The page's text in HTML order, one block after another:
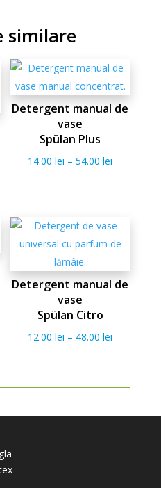
similare
Detergent manual de
vase
Spülan Plus
14.00lei –54.00lei
Detergent manual de
vase
Spülan Citro
12.00lei – 48.00lei